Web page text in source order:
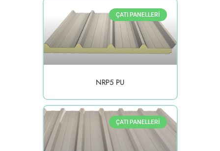
ÇATI PANELLERI
NRP5 PU
ÇATI PANELLERI